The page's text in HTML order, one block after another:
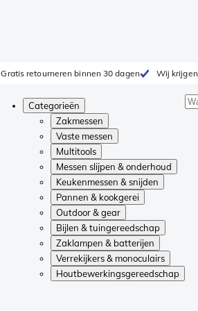
Gratis retourneren binnen 30 dagen Wij
Categorieën
Zakmessen
Vaste messen
Multitools
Messen slijpen & onderhoud
Keukenmessen & snijden
Pannen & kookgerei
Outdoor & gear
Bijlen & tuingereedschap
Zaklampen & batterijen
Verrekijkers & monoculairs
Houtbewerkingsgereedschap